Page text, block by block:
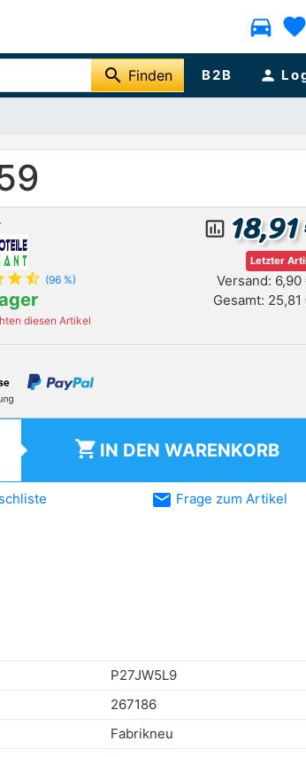
directions_car favorite
search Finden B2B person
star star_half (96 %)
diesen Artikel
insert_chart_outlined
Letzter
Versand: 6,90
Gesamt: 25,81
shopping_cart IN DEN WARENKORB
email Frage zum Artikel
P27JW5L9
267186
Fabrikneu